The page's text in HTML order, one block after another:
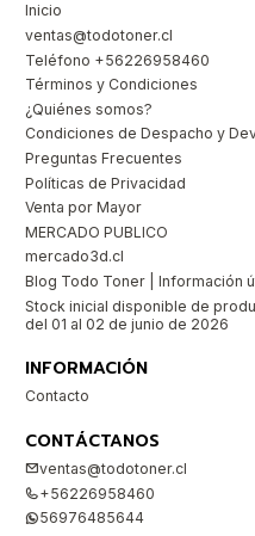
Inicio
ventas@todotoner.cl
Teléfono +56226958460
Términos y Condiciones
¿Quiénes somos?
Condiciones de Despacho y
Preguntas Frecuentes
Políticas de Privacidad
Venta por Mayor
MERCADO PUBLICO
mercado3d.cl
Blog Todo Toner | Información
Stock inicial disponible de
del 01 al 02 de junio de 2026
INFORMACIÓN
Contacto
CONTÁCTANOS
ventas@todotoner.cl
+56226958460
56976485644